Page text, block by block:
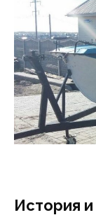
История